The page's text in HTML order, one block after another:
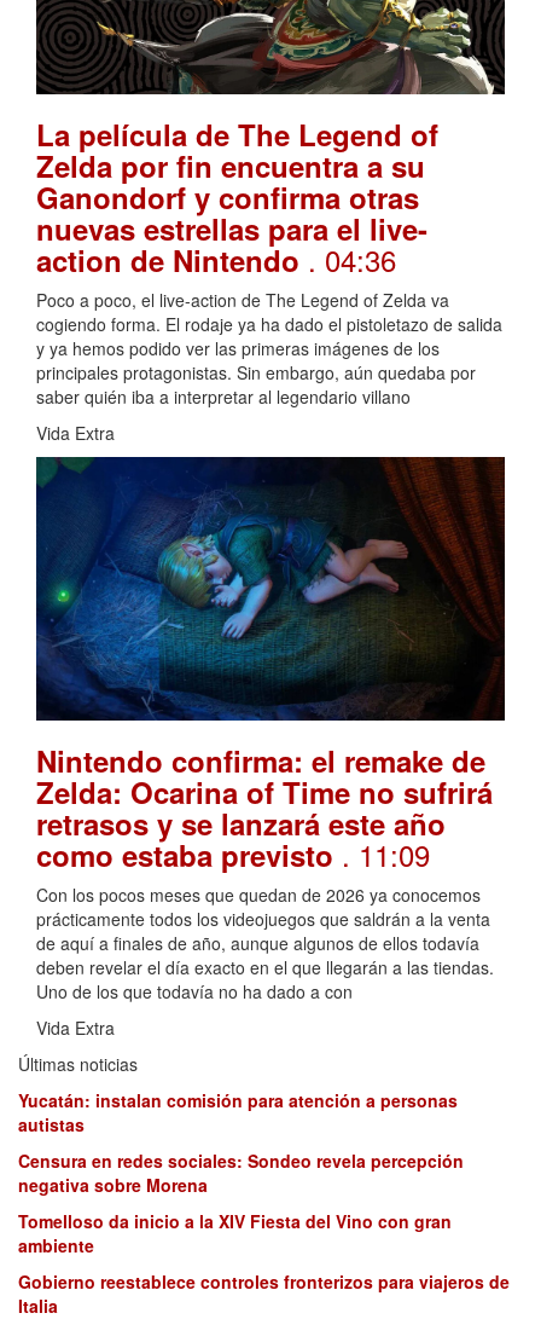
La película de The Legend of
Zelda por fin encuentra a su
Ganondorf y confirma otras
nuevas estrellas para el live-
action de Nintendo . 04:36
Poco a poco, el live-action de The Legend of Zelda va
cogiendo forma. El rodaje ya ha dado el pistoletazo de salida
y ya hemos podido ver las primeras imágenes de los
principales protagonistas. Sin embargo, aún quedaba por
saber quién iba a interpretar al legendario villano
Vida Extra
Nintendo confirma: el remake de
Zelda: Ocarina of Time no sufrirá
retrasos y se lanzará este año
como estaba previsto . 11:09
Con los pocos meses que quedan de 2026 ya conocemos
prácticamente todos los videojuegos que saldrán a la venta
de aquí a finales de año, aunque algunos de ellos todavía
deben revelar el día exacto en el que llegarán a las tiendas.
Uno de los que todavía no ha dado a con
Vida Extra
Últimas noticias
Yucatán: instalan comisión para atención a personas
autistas
Censura en redes sociales: Sondeo revela percepción
negativa sobre Morena
Tomelloso da inicio a la XIV Fiesta del Vino con gran
ambiente
Gobierno reestablece controles fronterizos para viajeros de
Italia